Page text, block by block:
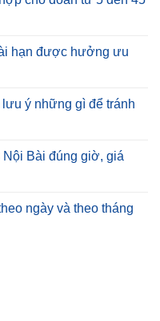
hạn được hưởng ưu
ý những gì để tránh
Bài đúng giờ, giá
ngày và theo tháng